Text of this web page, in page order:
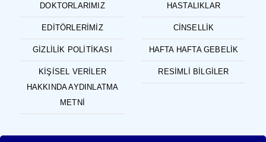
DOKTORLARIMIZ
EDITÖRLERIMIZ
GIZLILIK POLITIKASI
KIŞISEL VERILER
HAKKINDA AYDINLATMA
METNI
HASTALIKLAR
CINSELLIK
HAFTA HAFTA GEBELIK
RESIMLI BILGILER